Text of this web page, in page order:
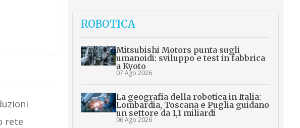
rete
ROBOTICA
Mitsubishi Motors punta sugli
umanoidi: sviluppo e test in fabbrica
a Kyoto
07 Ago 2026
La geografia della robotica in Italia:
Lombardia, Toscana e Puglia guidano
un settore da 1,1 miliardi
06 Ago 2026